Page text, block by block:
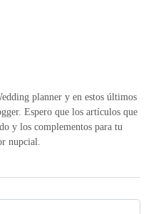
planner y en estos últimos
Espero que los artículos que
y los complementos para tu
nupcial.